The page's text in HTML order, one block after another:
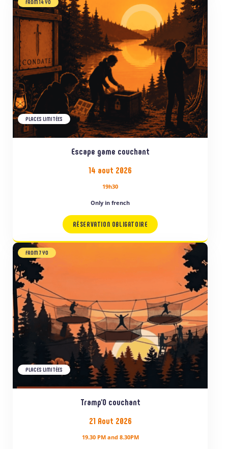
FROM 14 YO
PLACES LIMITÉES
Escape game couchant
14 aout 2026
19h30
Only in french
RÉSERVATION OBLIGATOIRE
FROM 7 YO
PLACES LIMITÉES
Tramp’O couchant
21 Aout 2026
19.30 PM and 8.30PM